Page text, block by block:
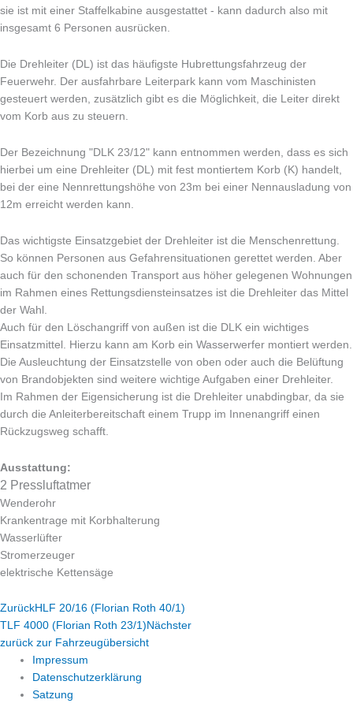
sie ist mit einer Staffelkabine ausgestattet - kann dadurch also mit
insgesamt 6 Personen ausrücken.
Die Drehleiter (DL) ist das häufigste Hubrettungsfahrzeug der
Feuerwehr. Der ausfahrbare Leiterpark kann vom Maschinisten
gesteuert werden, zusätzlich gibt es die Möglichkeit, die Leiter direkt
vom Korb aus zu steuern.
Der Bezeichnung "DLK 23/12" kann entnommen werden, dass es sich
hierbei um eine Drehleiter (DL) mit fest montiertem Korb (K) handelt,
bei der eine Nennrettungshöhe von 23m bei einer Nennausladung von
12m erreicht werden kann.
Das wichtigste Einsatzgebiet der Drehleiter ist die Menschenrettung.
So können Personen aus Gefahrensituationen gerettet werden. Aber
auch für den schonenden Transport aus höher gelegenen Wohnungen
im Rahmen eines Rettungsdiensteinsatzes ist die Drehleiter das Mittel
der Wahl.
Auch für den Löschangriff von außen ist die DLK ein wichtiges
Einsatzmittel. Hierzu kann am Korb ein Wasserwerfer montiert werden.
Die Ausleuchtung der Einsatzstelle von oben oder auch die Belüftung
von Brandobjekten sind weitere wichtige Aufgaben einer Drehleiter.
Im Rahmen der Eigensicherung ist die Drehleiter unabdingbar, da sie
durch die Anleiterbereitschaft einem Trupp im Innenangriff einen
Rückzugsweg schafft.
Ausstattung:
2 Pressluftatmer
Wenderohr
Krankentrage mit Korbhalterung
Wasserlüfter
Stromerzeuger
elektrische Kettensäge
ZurückHLF 20/16 (Florian Roth 40/1)
TLF 4000 (Florian Roth 23/1) Nächster
zurück zur Fahrzeugübersicht
Impressum
Datenschutzerklärung
Satzung